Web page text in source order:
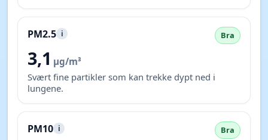
PM2.5 i Bra
3,1 µg/m³
Svært fine partikler som kan trekke dypt ned i
lungene.
PM10 i Bra